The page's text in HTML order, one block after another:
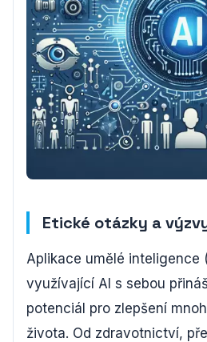
Etické otázky a
Aplikace umělé inteligence
využívající AI s sebou
potenciál pro zlepšení
života. Od zdravotnictví,